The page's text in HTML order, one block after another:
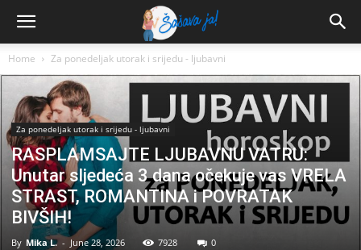
Home Za ponedeljak utorak i srijedu - ljubavni
Za ponedeljak utorak i srijedu - ljubavni
RASPLAMSAJTE LJUBAVNU VATRU:
Unutar sljedeća 3 dana očekuje vas VRELA
STRAST, ROMANTINA i POVRATAK
BIVŠIH!
By Mika L. - June 28, 2026 7928 0